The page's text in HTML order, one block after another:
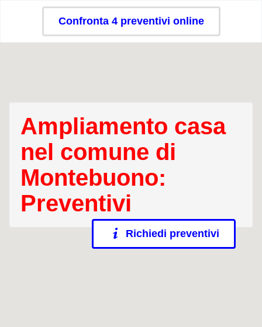
Confronta 4 preventivi online
Ampliamento casa
nel comune di
Montebuono:
Preventivi
Richiedi preventivi